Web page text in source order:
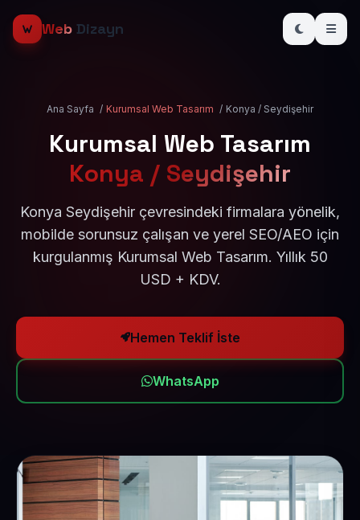
Web Dizayn
Ana Sayfa / Kurumsal Web Tasarım / Konya / Seydişehir
Kurumsal Web Tasarım
Konya / Seydişehir
Konya Seydişehir çevresindeki firmalara yönelik,
mobilde sorunsuz çalışan ve yerel SEO/AEO için
kurgulanmış Kurumsal Web Tasarım. Yıllık 50
USD + KDV.
Hemen Teklif İste
WhatsApp